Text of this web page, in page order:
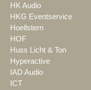
HK Audio
HKG Eventservice
Hoellstern
HOF
Huss Licht & Ton
Hyperactive
IAD Audio
ICT